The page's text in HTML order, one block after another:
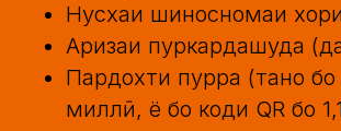
Нусхаи шиносномаи
Аризаи пуркардашуда
Пардохти пурра (танҳо
миллӣ, ё бо коди QR бо